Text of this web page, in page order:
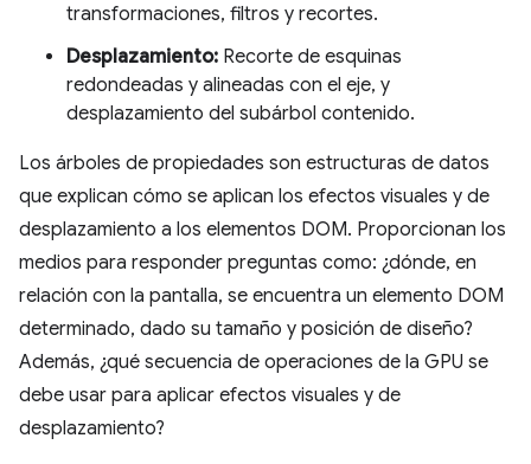
transformaciones, filtros y recortes.
Desplazamiento: Recorte de esquinas
redondeadas y alineadas con el eje, y
desplazamiento del subárbol contenido.
Los árboles de propiedades son estructuras de datos
que explican cómo se aplican los efectos visuales y de
desplazamiento a los elementos DOM. Proporcionan los
medios para responder preguntas como: ¿dónde, en
relación con la pantalla, se encuentra un elemento DOM
determinado, dado su tamaño y posición de diseño?
Además, ¿qué secuencia de operaciones de la GPU se
debe usar para aplicar efectos visuales y de
desplazamiento?